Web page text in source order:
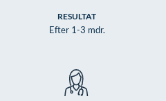
RESULTAT
Efter 1-3 mdr.